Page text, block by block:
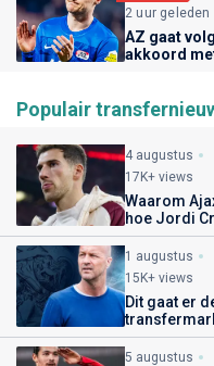
2 uur geleden
AZ gaat
akkoord
Populair
4 augustus
17K+ views
Waarom
hoe Jordi
1 augustus
15K+ views
Dit gaat er
5 augustus